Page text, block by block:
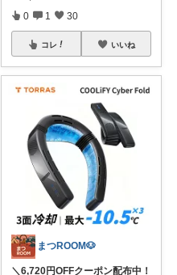
0 1 30
コレ いいね
まつROOM🐶
＼6,720円OFFクーポン配布中！